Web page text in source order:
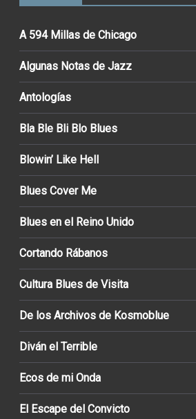
A 594 Millas de Chicago
Algunas Notas de Jazz
Antologías
Bla Ble Bli Blo Blues
Blowin’ Like Hell
Blues Cover Me
Blues en el Reino Unido
Cortando Rábanos
Cultura Blues de Visita
De los Archivos de Kosmoblue
Diván el Terrible
Ecos de mi Onda
El Escape del Convicto